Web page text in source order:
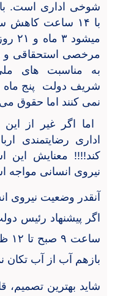
شوخی اداری است.
با ۱۴ ساعت کاهش
میشود۳ ماه و ۲۱
مرخصی استحقاقی و
به مناسبت های
شریف دولت پنج
نمی کنند اما حقوق می
اما اگر غیر از
اداری رضایتمندی
کند!!!! معنایش این
نیروی انسانی مواجه
آنقدر وضعیت نیروی
اگر پیشنهاد رئیس
ساعت ۹ صبح تا ۱۲
بازهم آب از آب تکان
شاید بهترین تصمیم،